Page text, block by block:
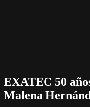
EXATEC 50
Malena